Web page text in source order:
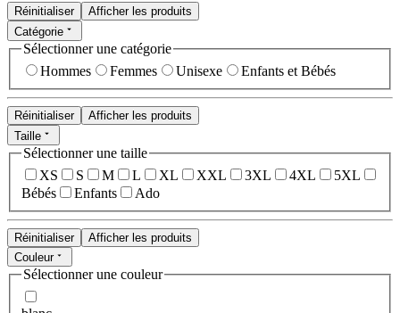
Réinitialiser
Afficher les produits
Catégorie
Sélectionner une catégorie
Hommes
Femmes Unisexe Enfants et Bébés
Réinitialiser
Afficher les produits
Taille
Sélectionner une taille
XS
S M L XL XXL 3XL 4XL
5XL
Bébés
Enfants Ado
Réinitialiser
Afficher les produits
Couleur
Sélectionner une couleur